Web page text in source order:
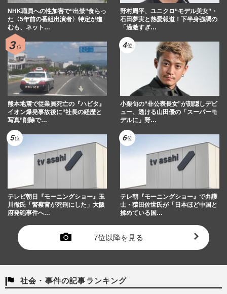
NHK職員への性加害で“出禁”食らっ
た〈5年前の番組出演者〉特定が進
むも、ネット…
野村周平、ユニクロ“モデル美女”・
石田夢実と熱愛報道！下半身強調の
「過激すぎ…
熊本地震で従業員死亡の『ハビタ』
イオン爆発事故後に“社長の経歴と
写真”削除で…
小栗旬の“非公表長女”が顔隠しデビ
ュー、透ける山田優の「スーパーモ
デルに」野…
テレビ朝日『モーニングショー』玉
川徹氏「警察官が死刑にした」大阪
府発砲事件へ…
テレ朝『モーニングショー』で弁護
士・猿田佐世氏が「日本ほど中国と
揉めている国…
7位以降を見る
社会・事件の記事ランキング